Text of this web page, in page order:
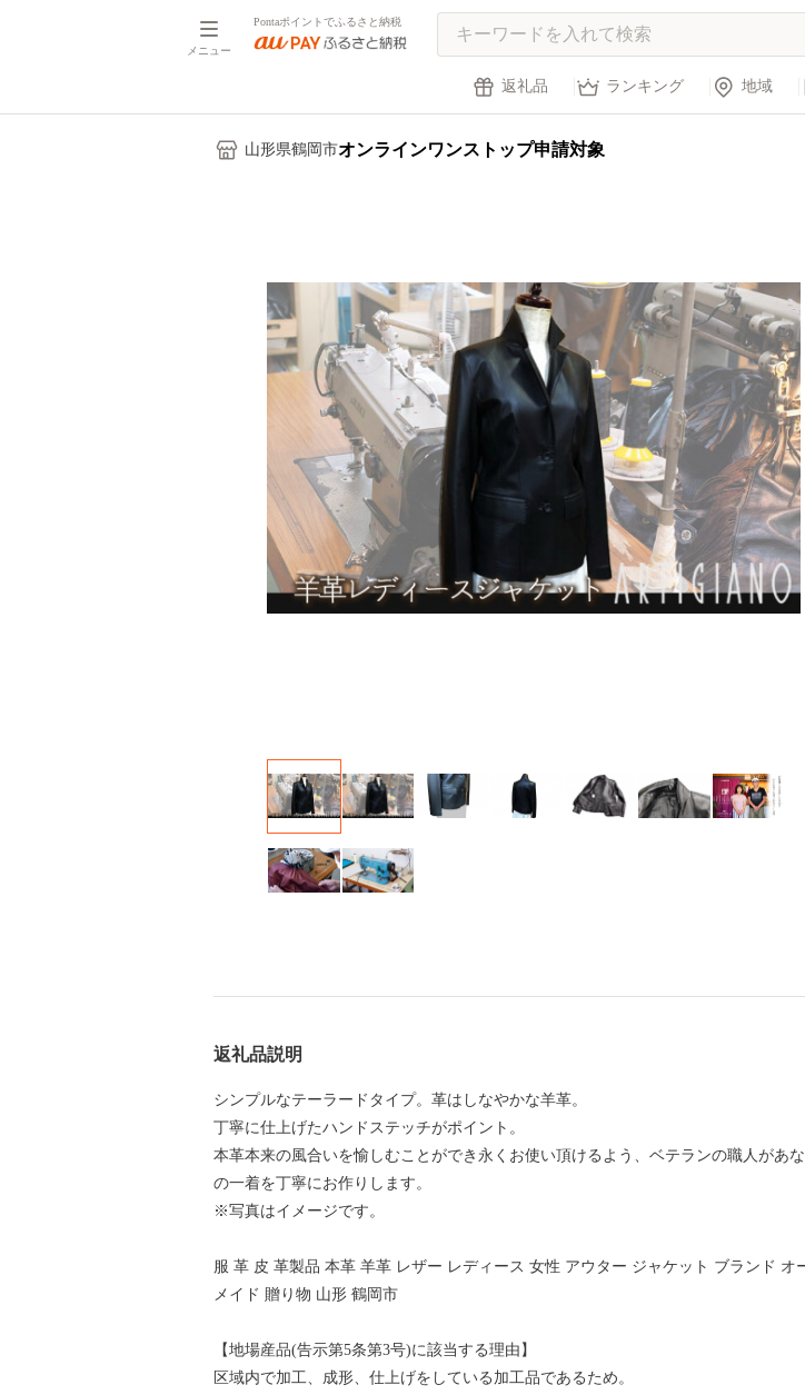
メニュー
Pontaポイントでふるさと納税
返礼品 ランキング 地域
山形県鶴岡市オンラインワンストップ申請対象
返礼品説明
シンプルなテーラードタイプ。革はしなやかな羊革。
丁寧に仕上げたハンドステッチがポイント。
本革本来の風合いを愉しむことができ永くお使い頂けるよう、ベテランの職人があ
の一着を丁寧にお作りします。
※写真はイメージです。
服 革 皮 革製品 本革 羊革 レザー レディース 女性 アウター ジャケット ブランド オ
メイド 贈り物 山形 鶴岡市
【地場産品(告示第5条第3号)に該当する理由】
区域内で加工、成形、仕上げをしている加工品であるため。